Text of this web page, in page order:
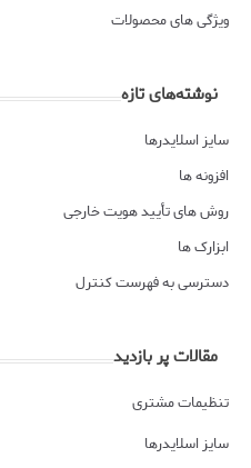
ویژگی های محصولات
نوشته‌های تازه
سایز اسلایدرها
افزونه ها
روش های تأیید هویت خارجی
ابزارک ها
دسترسی به فهرست کنترل
مقالات پر بازدید
تنظیمات مشتری
سایز اسلایدرها